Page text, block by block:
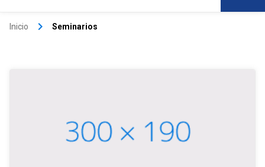
Inicio keyboard_arrow_right Seminarios